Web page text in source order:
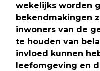
wekelijks worden
bekendmakingen
inwoners van de
te houden van
invloed kunnen
leefomgeving en